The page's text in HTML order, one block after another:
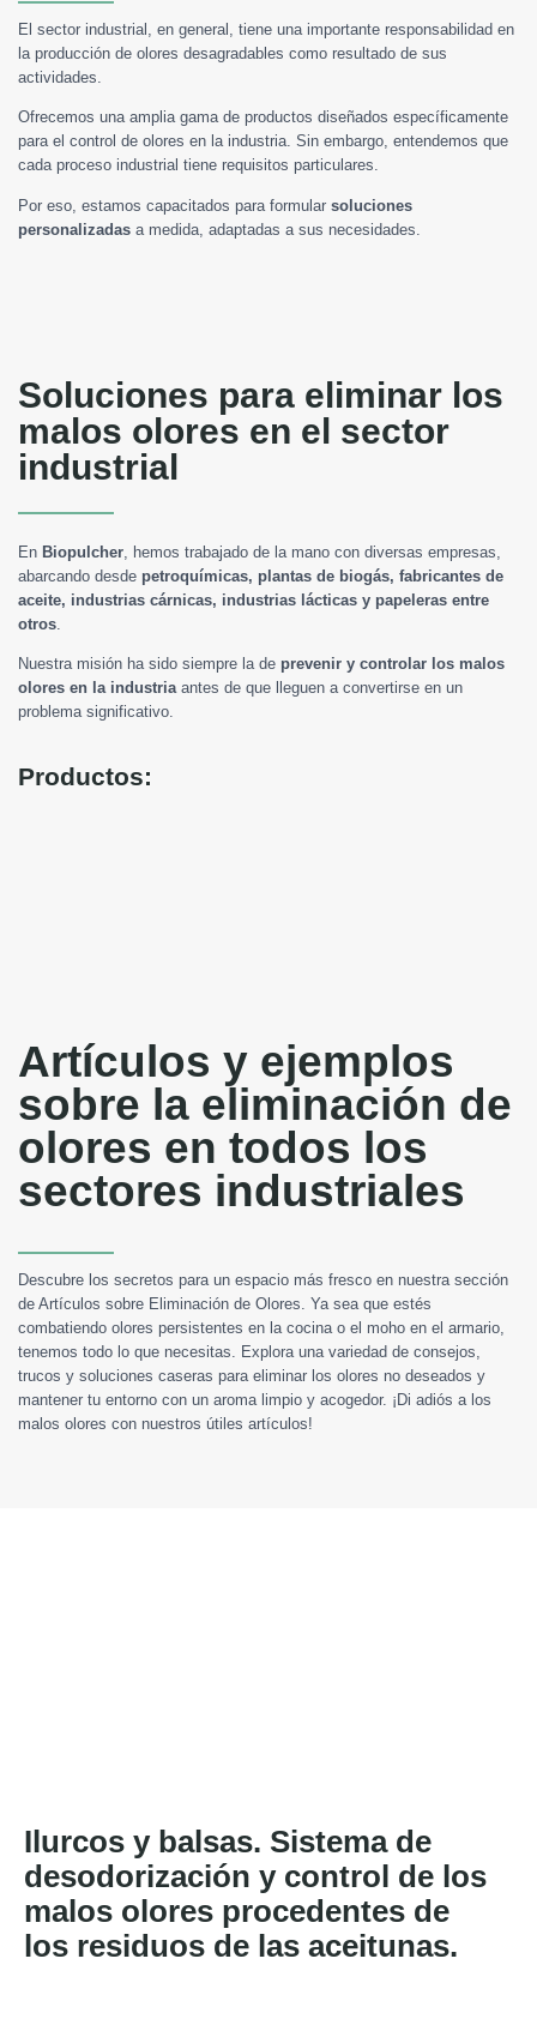
El sector industrial, en general, tiene una importante responsabilidad en
la producción de olores desagradables como resultado de sus
actividades.
Ofrecemos una amplia gama de productos diseñados específicamente
para el control de olores en la industria. Sin embargo, entendemos que
cada proceso industrial tiene requisitos particulares.
Por eso, estamos capacitados para formular soluciones
personalizadas a medida, adaptadas a sus necesidades.
Soluciones para eliminar los
malos olores en el sector
industrial
En Biopulcher, hemos trabajado de la mano con diversas empresas,
abarcando desde petroquímicas, plantas de biogás, fabricantes de
aceite, industrias cárnicas, industrias lácticas y papeleras entre
otros.
Nuestra misión ha sido siempre la de prevenir y controlar los malos
olores en la industriaantes de que lleguen a convertirse en un
problema significativo.
Productos:
Artículos y ejemplos
sobre la eliminación de
olores en todos los
sectores industriales
Descubre los secretos para un espacio más fresco en nuestra sección
de Artículos sobre Eliminación de Olores. Ya sea que estés
combatiendo olores persistentes en la cocina o el moho en el armario,
tenemos todo lo que necesitas. Explora una variedad de consejos,
trucos y soluciones caseras para eliminar los olores no deseados y
mantener tu entorno con un aroma limpio y acogedor. ¡Di adiós a los
malos olores con nuestros útiles artículos!
Ilurcos y balsas. Sistema de
desodorización y control de los
malos olores procedentes de
los residuos de las aceitunas.​